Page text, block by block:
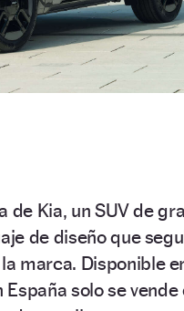
de Kia, un SUV de
de diseño que
marca. Disponible
solo se